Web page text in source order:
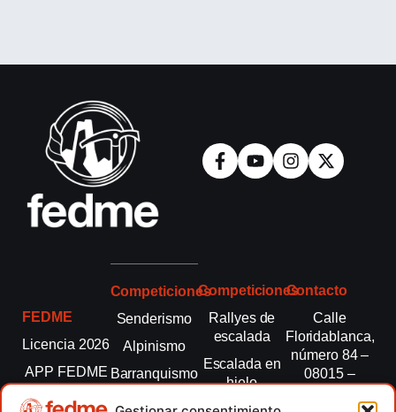
FEDME
Licencia 2026
APP FEDME
Transparencia
Competiciones
Senderismo
Alpinismo
Barranquismo
Competiciones
Rallyes de
escalada
Escalada en
hielo
Contacto
Calle
Floridablanca,
número 84 –
08015 –